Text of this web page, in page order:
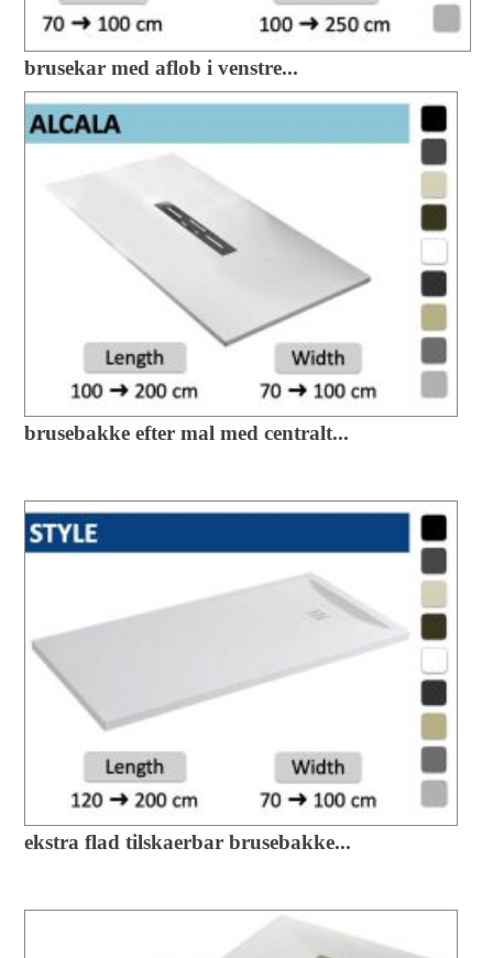
brusekar med aflob i venstre...
brusebakke efter mal med centralt...
ekstra flad tilskaerbar brusebakke...